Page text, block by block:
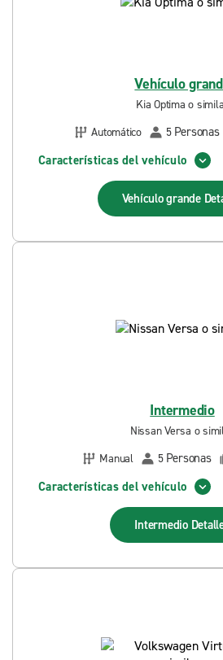
Vehículo
Kia Optima o
Automático
5 Personas
Características del vehículo
Vehículo grande
Intermedio
Nissan Versa o
Manual
5 Personas
Características del vehículo
Intermedio